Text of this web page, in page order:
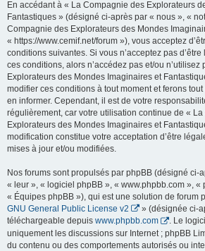
En accédant à « La Compagnie des Explorateurs
Fantastiques » (désigné ci-après par « nous », «
Compagnie des Explorateurs des Mondes
« https://www.cemif.net/forum »), vous acceptez
conditions suivantes. Si vous n’acceptez pas
ces conditions, alors n’accédez pas et/ou
Explorateurs des Mondes Imaginaires et
modifier ces conditions à tout moment et ferons
en informer. Cependant, il est de votre
régulièrement, car votre utilisation continue de «
Explorateurs des Mondes Imaginaires et
modification constitue votre acceptation d’être
mises à jour et/ou modifiées.
Nos forums sont propulsés par phpBB (désigné ci-
« leur », « logiciel phpBB », « www.phpbb.com », «
« Équipes phpBB »), qui est une solution de forum
GNU General Public License v2
» (désignée ci-
téléchargeable depuis www.phpbb.com
. Le
uniquement les discussions sur Internet ; phpBB
du contenu ou des comportements autorisés ou